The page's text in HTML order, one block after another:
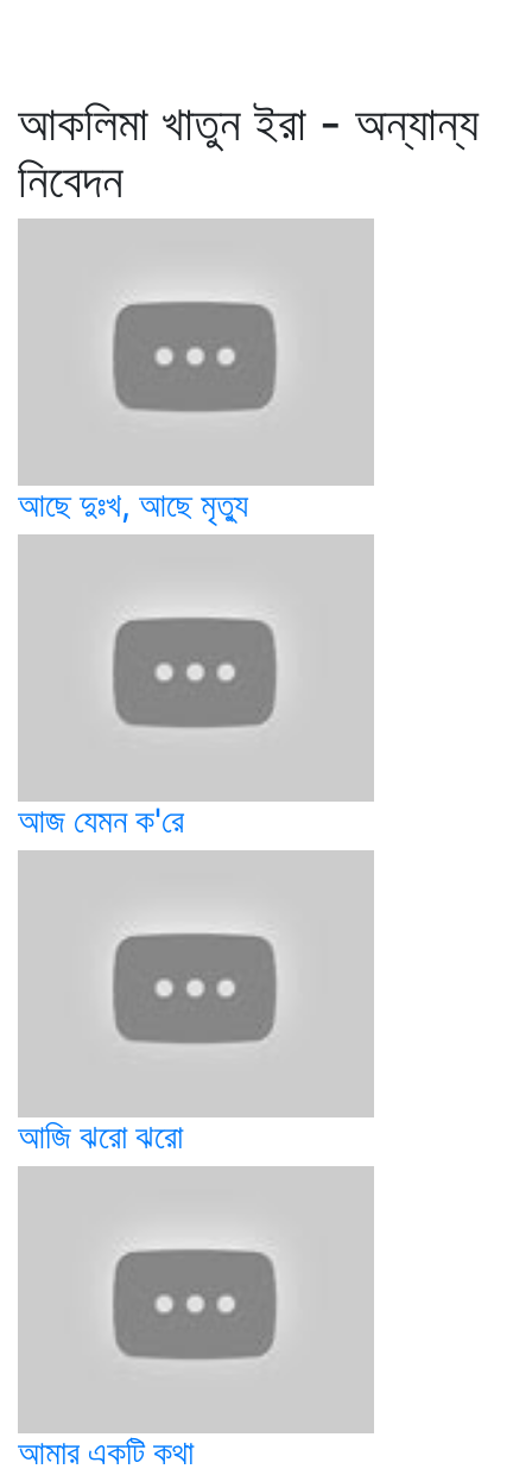
আকলিমা খাতুন ইরা - অন্যান্য
নিবেদন
আছে দুঃখ, আছে মৃত্যু
আজ যেমন ক'রে
আজি ঝরো ঝরো
আমার একটি কথা